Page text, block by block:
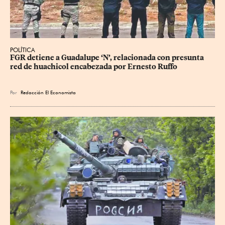
POLÍTICA
FGR detiene a Guadalupe ‘N’, relacionada con presunta
red de huachicol encabezada por Ernesto Ruffo
Por Redacción El Economista